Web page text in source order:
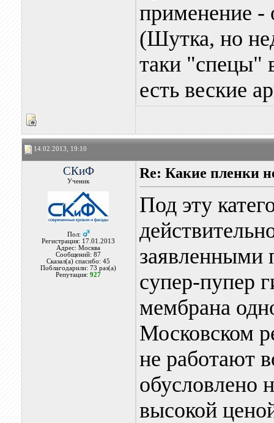
применение -
(Шутка, но
таки "спецы"
есть веские
14.02.2013, 19:10
СКиФ
Ученик
Пол:
Регистрация: 17.01.2013
Адрес: Москва
Сообщений: 87
Сказал(а) спасибо: 45
Поблагодарили: 73 раз(а)
Репутация:927
Re: Какие пленки
Под эту
заявленными
супер-пупер
мембрана
Московском
не работают
обусловлено
высокой